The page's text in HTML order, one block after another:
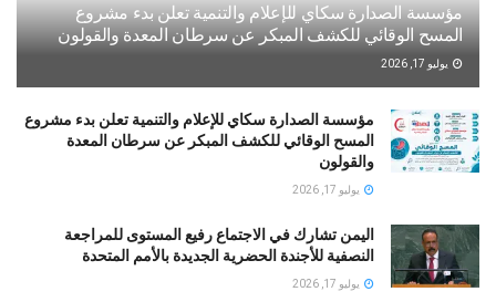
مؤسسة الصدارة سكاي للإعلام والتنمية تعلن بدء مشروع
المسح الوقائي للكشف المبكر عن سرطان المعدة والقولون
يوليو 17, 2026
مؤسسة الصدارة سكاي للإعلام والتنمية تعلن بدء مشروع
المسح الوقائي للكشف المبكر عن سرطان المعدة
والقولون
يوليو 17, 2026
اليمن تشارك في الاجتماع رفيع المستوى للمراجعة
النصفية للأجندة الحضرية الجديدة بالأمم المتحدة
يوليو 17, 2026